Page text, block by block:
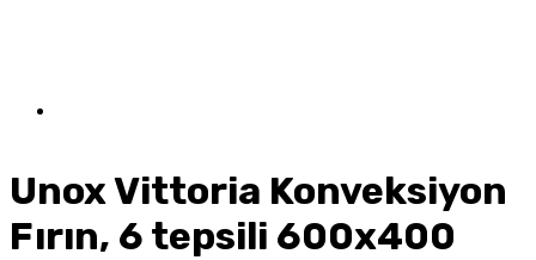
Unox Vittoria Konveksiyon
Fırın, 6 tepsili 600x400